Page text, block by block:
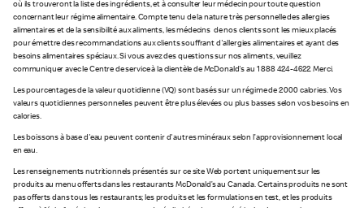
où ils trouveront la liste des ingrédients, et à consulter leur médecin pour toute question
concernant leur régime alimentaire. Compte tenu de la nature très personnelle des allergies
alimentaires et de la sensibilité aux aliments, les médecins de nos clients sont les mieux placés
pour émettre des recommandations aux clients souffrant d'allergies alimentaires et ayant des
besoins alimentaires spéciaux. Si vous avez des questions sur nos aliments, veuillez
communiquer avec le Centre de service à la clientèle de McDonald's au 1 888 424-4622. Merci.
Les pourcentages de la valeur quotidienne (VQ) sont basés sur un régime de 2 000 calories. Vos
valeurs quotidiennes personnelles peuvent être plus élevées ou plus basses selon vos besoins en
calories.
Les boissons à base d'eau peuvent contenir d'autres minéraux selon l’approvisionnement local
en eau.
Les renseignements nutritionnels présentés sur ce site Web portent uniquement sur les
produits au menu offerts dans les restaurants McDonald’s au Canada. Certains produits ne sont
pas offerts dans tous les restaurants; les produits et les formulations en test, et les produits